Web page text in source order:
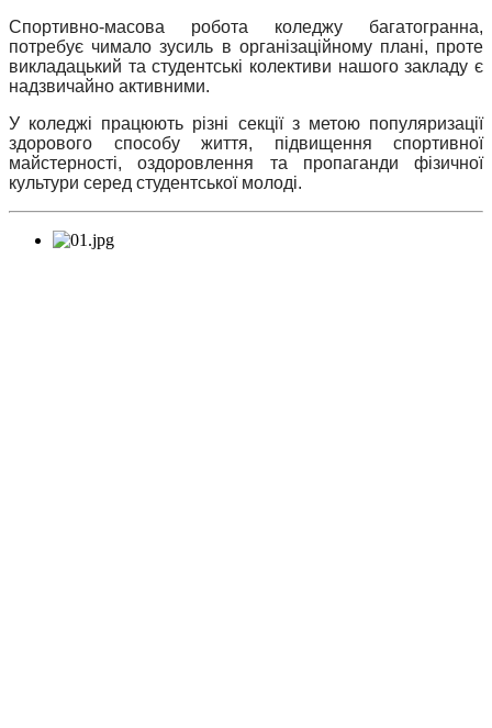
Спортивно-масова робота коледжу багатогранна,
потребує чимало зусиль в організаційному плані, проте
викладацький та студентські колективи нашого закладу є
надзвичайно активними.
У коледжі працюють різні секції з метою популяризації
здорового способу життя, підвищення спортивної
майстерності, оздоровлення та пропаганди фізичної
культури серед студентської молоді.